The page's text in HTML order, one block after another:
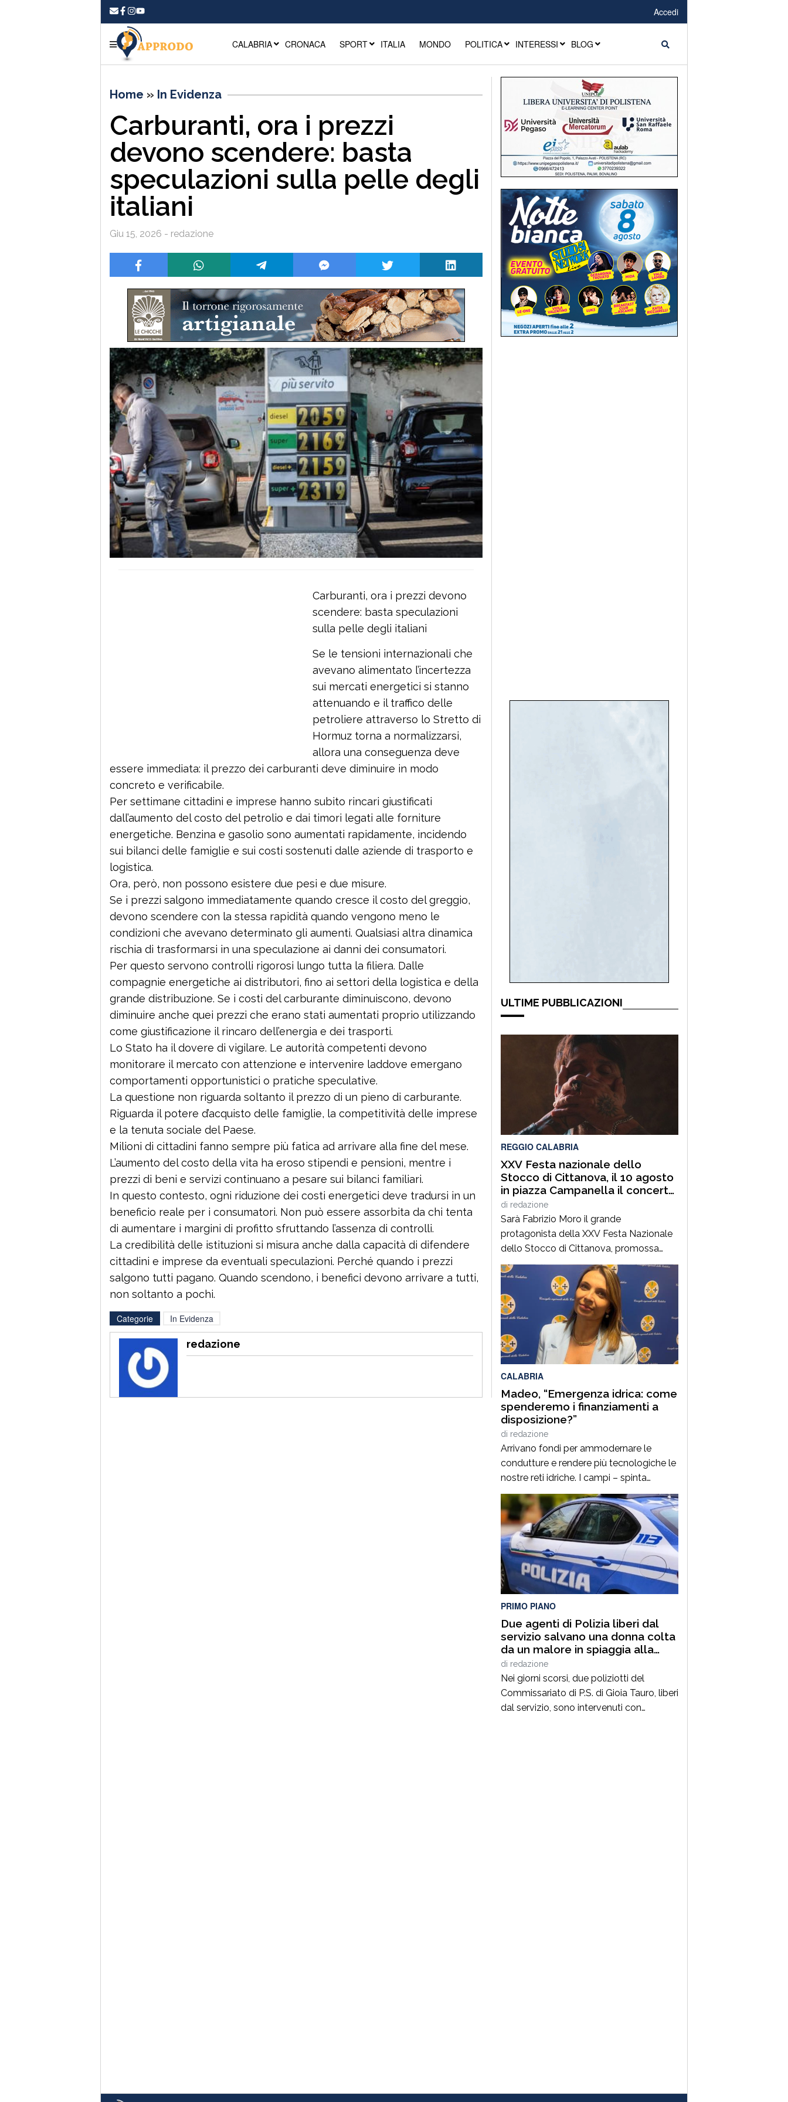
Accedi
CALABRIA CRONACA SPORT ITALIA MONDO POLITICA INTERESSI BLOG
Home » In Evidenza
Carburanti, ora i prezzi
devono scendere: basta
speculazioni sulla pelle degli
italiani
Giu 15, 2026 - redazione
Carburanti, ora i prezzi devono
scendere: basta speculazioni
sulla pelle degli italiani
Se le tensioni internazionali che
avevano alimentato l’incertezza
sui mercati energetici si stanno
attenuando e il traffico delle
petroliere attraverso lo Stretto di
Hormuz torna a normalizzarsi,
allora una conseguenza deve
essere immediata: il prezzo dei carburanti deve diminuire in modo
concreto e verificabile.
Per settimane cittadini e imprese hanno subito rincari giustificati
dall’aumento del costo del petrolio e dai timori legati alle forniture
energetiche. Benzina e gasolio sono aumentati rapidamente, incidendo
sui bilanci delle famiglie e sui costi sostenuti dalle aziende di trasporto e
logistica.
Ora, però, non possono esistere due pesi e due misure.
Se i prezzi salgono immediatamente quando cresce il costo del greggio,
devono scendere con la stessa rapidità quando vengono meno le
condizioni che avevano determinato gli aumenti. Qualsiasi altra dinamica
rischia di trasformarsi in una speculazione ai danni dei consumatori.
Per questo servono controlli rigorosi lungo tutta la filiera. Dalle
compagnie energetiche ai distributori, fino ai settori della logistica e della
grande distribuzione. Se i costi del carburante diminuiscono, devono
diminuire anche quei prezzi che erano stati aumentati proprio utilizzando
come giustificazione il rincaro dell’energia e dei trasporti.
Lo Stato ha il dovere di vigilare. Le autorità competenti devono
monitorare il mercato con attenzione e intervenire laddove emergano
comportamenti opportunistici o pratiche speculative.
La questione non riguarda soltanto il prezzo di un pieno di carburante.
Riguarda il potere d’acquisto delle famiglie, la competitività delle imprese
e la tenuta sociale del Paese.
Milioni di cittadini fanno sempre più fatica ad arrivare alla fine del mese.
L’aumento del costo della vita ha eroso stipendi e pensioni, mentre i
prezzi di beni e servizi continuano a pesare sui bilanci familiari.
In questo contesto, ogni riduzione dei costi energetici deve tradursi in un
beneficio reale per i consumatori. Non può essere assorbita da chi tenta
di aumentare i margini di profitto sfruttando l’assenza di controlli.
La credibilità delle istituzioni si misura anche dalla capacità di difendere
cittadini e imprese da eventuali speculazioni. Perché quando i prezzi
salgono tutti pagano. Quando scendono, i benefici devono arrivare a tutti,
non soltanto a pochi.
Categorie In Evidenza
redazione
ULTIME PUBBLICAZIONI
REGGIO CALABRIA
XXV Festa nazionale dello
Stocco di Cittanova, il 10 agosto
in piazza Campanella il concerto
di Fabrizio Moro
di redazione
Sarà Fabrizio Moro il grande
protagonista della XXV Festa Nazionale
dello Stocco di Cittanova, promossa
dall’Associazione Turistica Pro Loco di
Cittanova, con il patrocinio e il contributo
del Comune.Il concerto, in programma
lunedì 10 agosto in piazza Tommaso
Campanella, rappresenta uno degli
appuntamenti clou della manifestazione,
che da venticinque edizioni unisce
tradizione gastronomica e musica […]
CALABRIA
Madeo, “Emergenza idrica: come
spenderemo i finanziamenti a
disposizione?”
di redazione
Arrivano fondi per ammodernare le
condutture e rendere più tecnologiche le
nostre reti idriche. I campi – spinta
primaria per l’economia della Calabria –
sono a secco così come le città. È un
problema per l’agricoltura ma anche per
il regolare servizio idrico ai cittadini. La
situazione si ripropone ciclicamente ed è
da questo inverno […]
PRIMO PIANO
Due agenti di Polizia liberi dal
servizio salvano una donna colta
da un malore in spiaggia alla
Tonnara di Palmi
di redazione
Nei giorni scorsi, due poliziotti del
Commissariato di P.S. di Gioia Tauro, liberi
dal servizio, sono intervenuti con